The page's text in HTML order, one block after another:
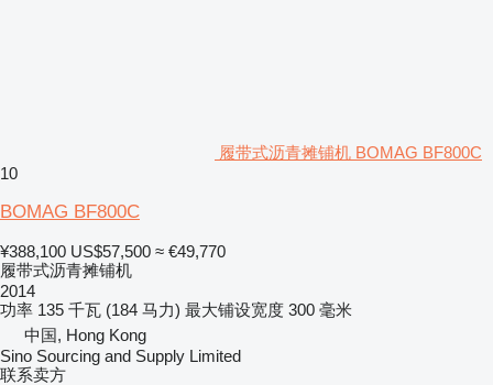
履带式沥青摊铺机 BOMAG BF800C
10
BOMAG BF800C
¥388,100 US$57,500 ≈ €49,770
履带式沥青摊铺机
2014
功率 135 千瓦 (184 马力) 最大铺设宽度 300 毫米
中国, Hong Kong
Sino Sourcing and Supply Limited
联系卖方